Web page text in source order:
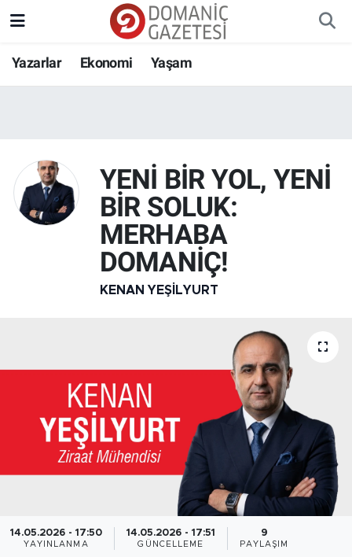
Yazarlar Ekonomi Yaşam
YENİ BİR YOL, YENİ
BİR SOLUK:
MERHABA
DOMANİÇ!
KENAN YEŞILYURT
14.05.2026 - 17:50
YAYINLANMA
14.05.2026 - 17:51
GÜNCELLEME
9
PAYLAŞIM